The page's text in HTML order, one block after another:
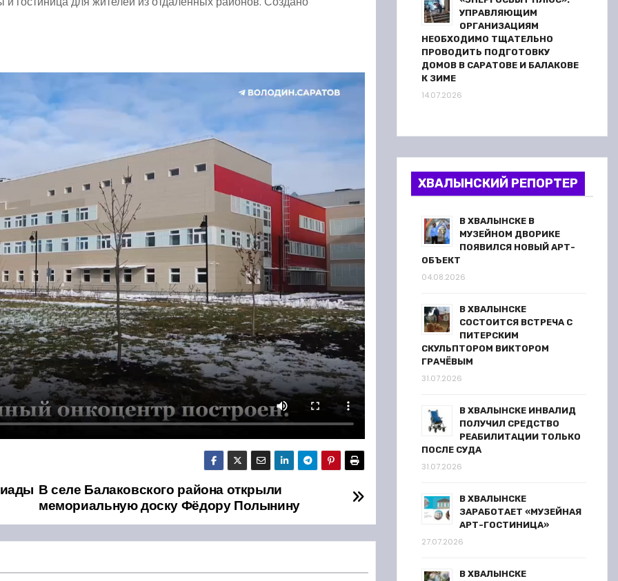
В селе Балаковского района открыли
мемориальную доску Фёдору Полынину
УПРАВЛЯЮЩИМ
ОРГАНИЗАЦИЯМ
НЕОБХОДИМО ТЩАТЕЛЬНО
ПРОВОДИТЬ ПОДГОТОВКУ
ДОМОВ В САРАТОВЕ И БАЛАКОВЕ
К ЗИМЕ
14.07.2026
ХВАЛЫНСКИЙ РЕПОРТЕР
В ХВАЛЫНСКЕ В
МУЗЕЙНОМ ДВОРИКЕ
ПОЯВИЛСЯ НОВЫЙ АРТ-
ОБЪЕКТ
04.08.2026
В ХВАЛЫНСКЕ
СОСТОИТСЯ ВСТРЕЧА С
ПИТЕРСКИМ
СКУЛЬПТОРОМ ВИКТОРОМ
ГРАЧЁВЫМ
31.07.2026
В ХВАЛЫНСКЕ ИНВАЛИД
ПОЛУЧИЛ СРЕДСТВО
РЕАБИЛИТАЦИИ ТОЛЬКО
ПОСЛЕ СУДА
31.07.2026
В ХВАЛЫНСКЕ
ЗАРАБОТАЕТ «МУЗЕЙНАЯ
АРТ-ГОСТИНИЦА»
27.07.2026
В ХВАЛЫНСКЕ